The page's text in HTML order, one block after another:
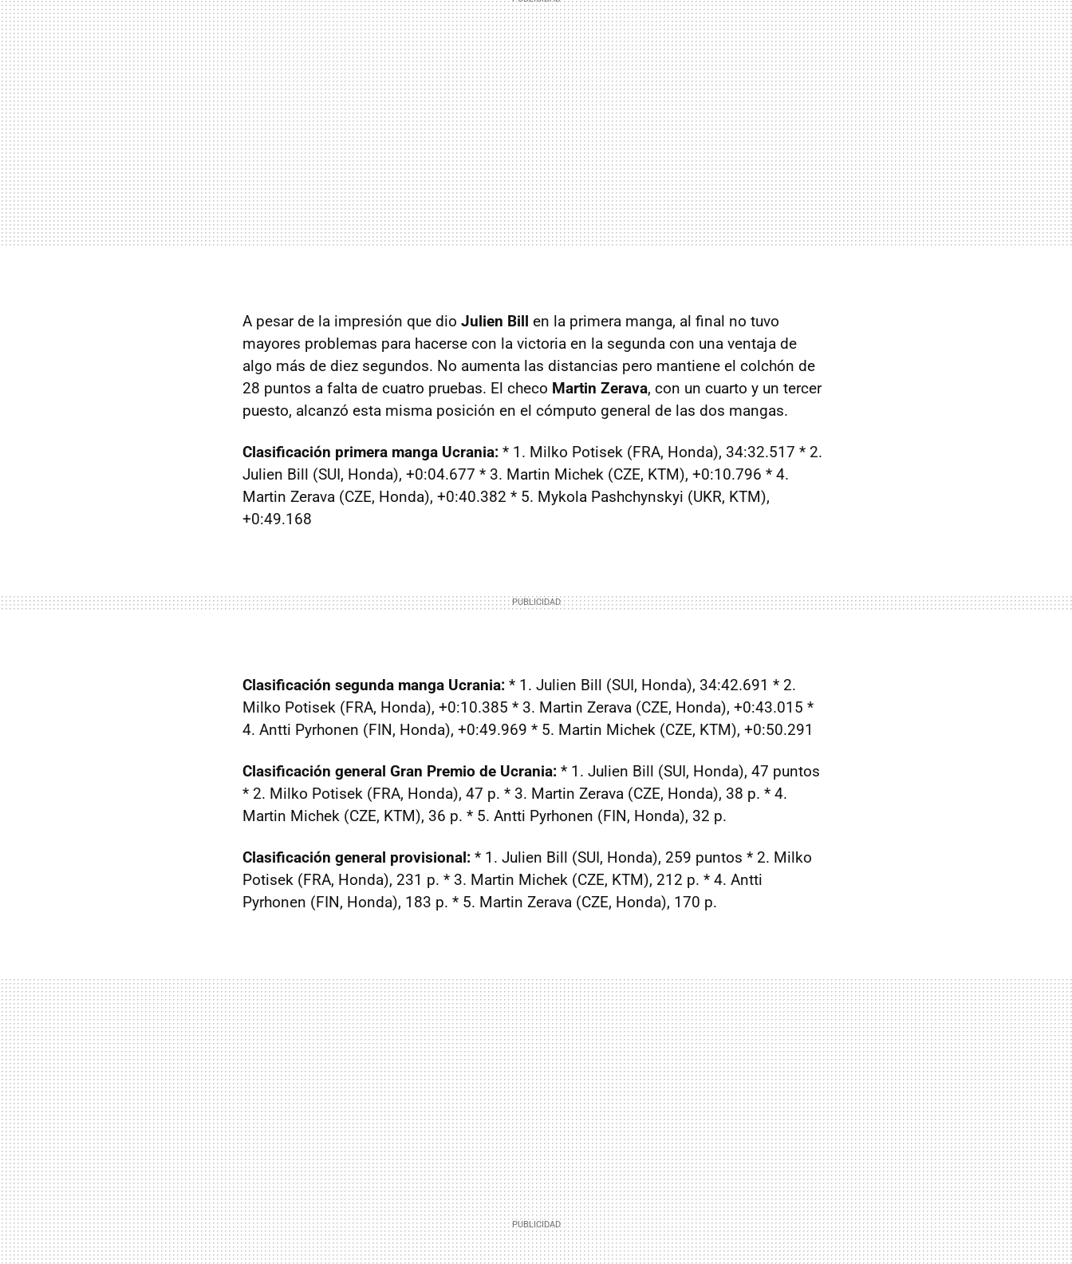
A pesar de la impresión que dio Julien Bill en la primera manga, al final no tuvo
mayores problemas para hacerse con la victoria en la segunda con una ventaja de
algo más de diez segundos. No aumenta las distancias pero mantiene el colchón de
28 puntos a falta de cuatro pruebas. El checo Martin Zerava, con un cuarto y un tercer
puesto, alcanzó esta misma posición en el cómputo general de las dos mangas.
Clasificación primera manga Ucrania: * 1. Milko Potisek (FRA, Honda), 34:32.517 * 2.
Julien Bill (SUI, Honda), +0:04.677 * 3. Martin Michek (CZE, KTM), +0:10.796 * 4.
Martin Zerava (CZE, Honda), +0:40.382 * 5. Mykola Pashchynskyi (UKR, KTM),
+0:49.168
Clasificación segunda manga Ucrania: * 1. Julien Bill (SUI, Honda), 34:42.691 * 2.
Milko Potisek (FRA, Honda), +0:10.385 * 3. Martin Zerava (CZE, Honda), +0:43.015 *
4. Antti Pyrhonen (FIN, Honda), +0:49.969 * 5. Martin Michek (CZE, KTM), +0:50.291
Clasificación general Gran Premio de Ucrania: * 1. Julien Bill (SUI, Honda), 47 puntos
* 2. Milko Potisek (FRA, Honda), 47 p. * 3. Martin Zerava (CZE, Honda), 38 p. * 4.
Martin Michek (CZE, KTM), 36 p. * 5. Antti Pyrhonen (FIN, Honda), 32 p.
Clasificación general provisional: * 1. Julien Bill (SUI, Honda), 259 puntos * 2. Milko
Potisek (FRA, Honda), 231 p. * 3. Martin Michek (CZE, KTM), 212 p. * 4. Antti
Pyrhonen (FIN, Honda), 183 p. * 5. Martin Zerava (CZE, Honda), 170 p.